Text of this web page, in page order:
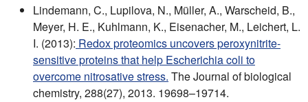
Lindemann, C., Lupilova, N., Müller, A., Warscheid, B.,
Meyer, H. E., Kuhlmann, K., Eisenacher, M., Leichert, L.
I. (2013): Redox proteomics uncovers peroxynitrite-
sensitive proteins that help Escherichia coli to
overcome nitrosative stress. The Journal of biological
chemistry, 288(27), 2013. 19698–19714.